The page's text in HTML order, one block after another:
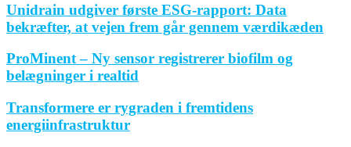
Unidrain udgiver første ESG-rapport: Data
bekræfter, at vejen frem går gennem værdikæden
ProMinent – Ny sensor registrerer biofilm og
belægninger i realtid
Transformere er rygraden i fremtidens
energiinfrastruktur